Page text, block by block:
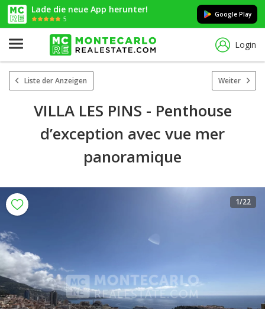
Lade die neue App herunter!
5
Google Play
Login
Liste der Anzeigen Weiter
VILLA LES PINS - Penthouse
d’exception avec vue mer
panoramique
1/22